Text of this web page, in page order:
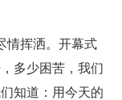
情挥洒。开幕式
多少困苦，我们
知道：用今天的